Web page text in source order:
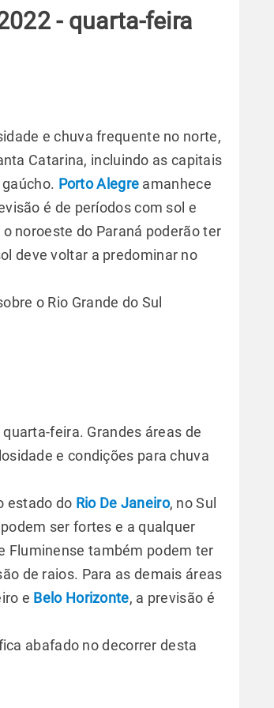
- quarta-feira
e chuva frequente no norte,
Catarina, incluindo as capitais
Porto Alegre amanhece
é de períodos com sol e
noroeste do Paraná poderão ter
deve voltar a predominar no
o Rio Grande do Sul
feira. Grandes áreas de
e condições para chuva
estado do Rio De Janeiro, no Sul
ser fortes e a qualquer
Fluminense também podem ter
de raios. Para as demais áreas
e Belo Horizonte, a previsão é
abafado no decorrer desta